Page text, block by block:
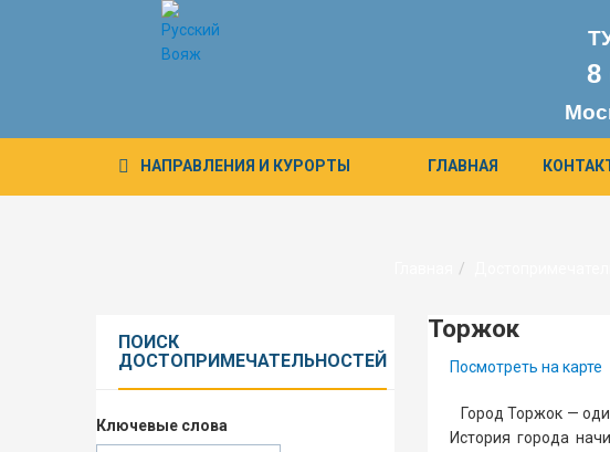
8
НАПРАВЛЕНИЯ И КУРОРТЫ ГЛАВНАЯ
Торжок
Посмотреть на карте
Город Торжок —
История города
ПОИСК
ДОСТОПРИМЕЧАТЕЛЬНОСТЕЙ
Ключевые слова